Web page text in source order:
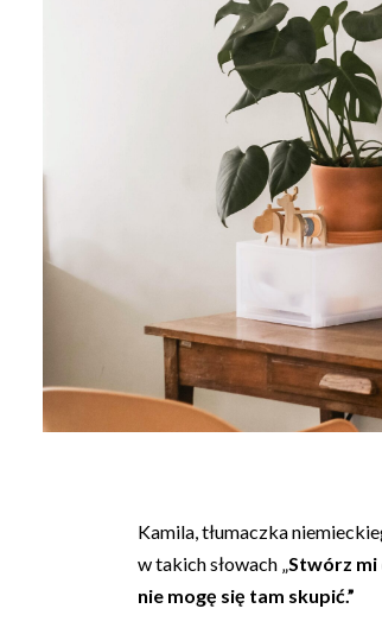
Kamila, tłumaczka
w takich słowach „Stwórz mi
nie mogę się tam skupić.”